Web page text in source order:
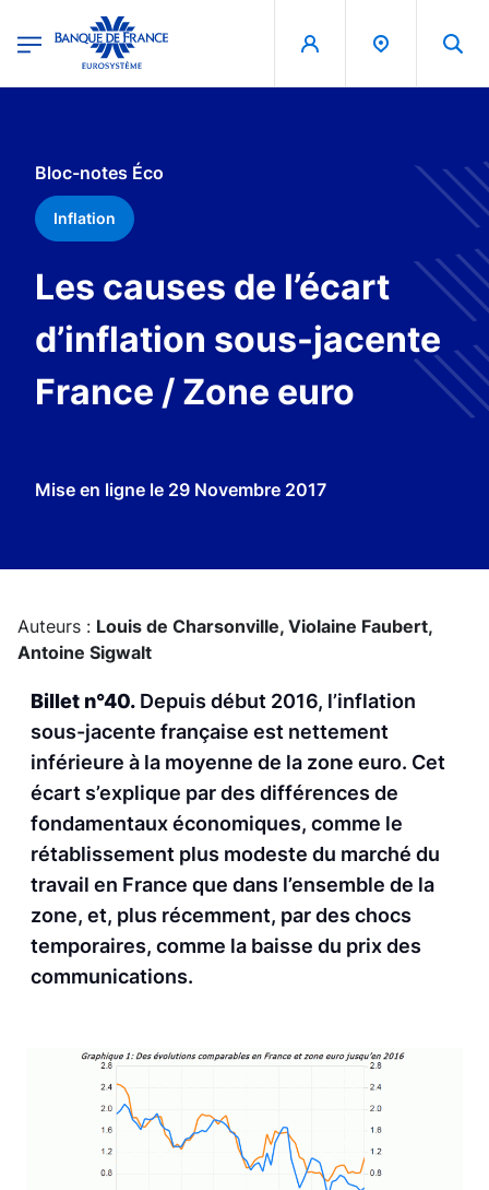
Banque de France - Menu Principal
Bloc-notes Éco
Inflation
Les causes de l’écart
d’inflation sous-jacente
France / Zone euro
Mise en ligne le 29 Novembre 2017
Auteurs : Louis de Charsonville, Violaine Faubert,
Antoine Sigwalt
Billet n°40. Depuis début 2016, l’inflation
sous-jacente française est nettement
inférieure à la moyenne de la zone euro. Cet
écart s’explique par des différences de
fondamentaux économiques, comme le
rétablissement plus modeste du marché du
travail en France que dans l’ensemble de la
zone, et, plus récemment, par des chocs
temporaires, comme la baisse du prix des
communications.